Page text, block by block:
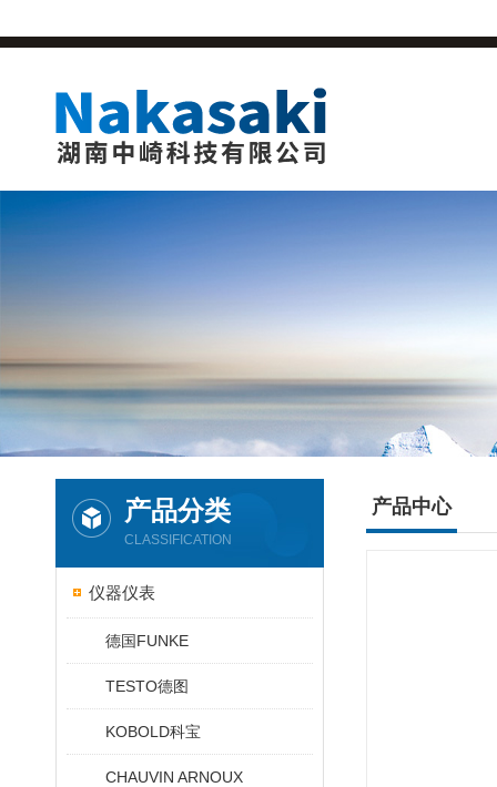
产品分类
CLASSIFICATION
仪器仪表
德国FUNKE
TESTO德图
KOBOLD科宝
CHAUVIN ARNOUX
产品中心